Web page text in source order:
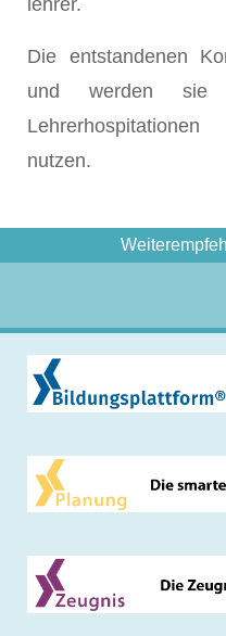
lehrer.
Die entstandenen
und werden sie
nutzen.